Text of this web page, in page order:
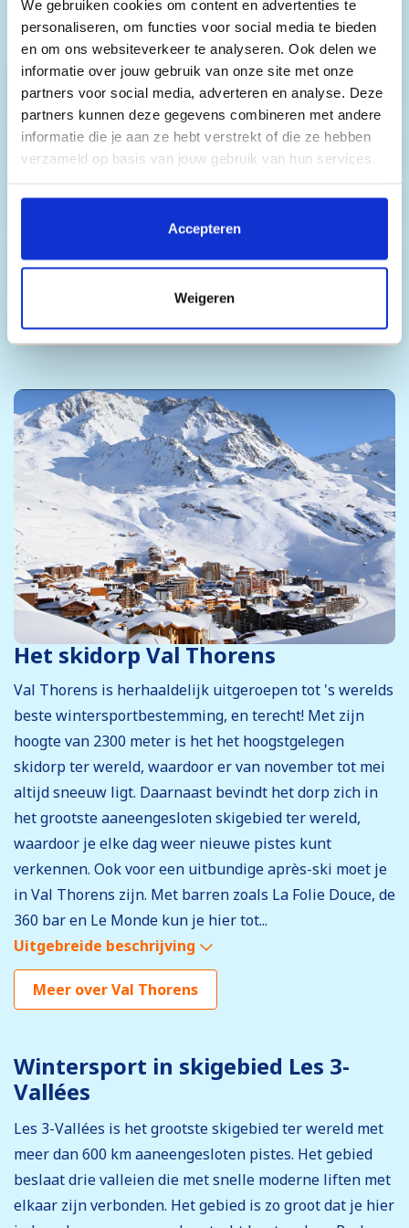
We gebruiken cookies om content en advertenties te
personaliseren, om functies voor social media te bieden
en om ons websiteverkeer te analyseren. Ook delen we
informatie over jouw gebruik van onze site met onze
partners voor social media, adverteren en analyse. Deze
partners kunnen deze gegevens combineren met andere
informatie die je aan ze hebt verstrekt of die ze hebben
verzameld op basis van jouw gebruik van hun services.
Door op 'Accepteren' te klikken, stem je in met het
plaatsen van alle cookies. Klik op 'Details' voor een
cookies je wilt toestaan. Je kunt je voorkeuren op elk
moment wijzigen of je toestemming intrekken.
Accepteren
Weigeren
gelden, vind je in stap 1 van het online
boekingsformulier.
Skipassen
Skihuur
Ski- & snowboardles
Busvervoer
Het skidorp Val Thorens
Val Thorens is herhaaldelijk uitgeroepen tot 's werelds
beste wintersportbestemming, en terecht! Met zijn
hoogte van 2300 meter is het het hoogstgelegen
skidorp ter wereld, waardoor er van november tot mei
altijd sneeuw ligt. Daarnaast bevindt het dorp zich in
het grootste aaneengesloten skigebied ter wereld,
waardoor je elke dag weer nieuwe pistes kunt
verkennen. Ook voor een uitbundige après-ski moet je
in Val Thorens zijn. Met barren zoals La Folie Douce, de
360 bar en Le Monde kun je hier tot...
Uitgebreide beschrijving
Meer over Val Thorens
Wintersport in skigebied Les 3-
Vallées
Les 3-Vallées is het grootste skigebied ter wereld met
meer dan 600 km aaneengesloten pistes. Het gebied
beslaat drie valleien die met snelle moderne liften met
elkaar zijn verbonden. Het gebied is zo groot dat je hier